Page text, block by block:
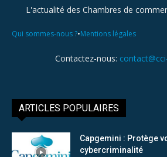
L'actualité des Chambres de
Qui sommes-nous ?•Mentions légales
Contactez-nous:
ARTICLES POPULAIRES
Capgemini : Protège
cybercriminalité